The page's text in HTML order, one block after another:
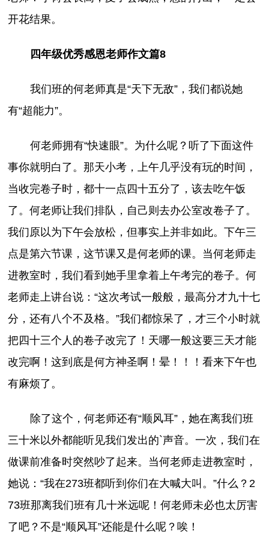
开花结果。
四年级优秀感恩老师作文篇8
我们班的何老师真是“天下无敌”，我们都说她
有“超能力”。
何老师拥有“快速眼”。为什么呢？听了下面这件
事你就明白了。那天小考，上午几乎没有玩的时间，
当收完卷子时，都十一点四十五分了，该去吃午饭
了。何老师让我们排队，自己则去办公室改卷子了。
我们原以为下午会放松，但事实上并非如此。下午三
点是第六节课，这节课又是何老师的课。当何老师走
进教室时，我们看到她手里拿着上午考完的卷子。何
老师走上讲台说：“这次考试一般般，最高分才九十七
分，还有八个不及格。”我们都惊呆了，才三个小时就
把四十三个人的卷子改完了！天哪一般这要三天才能
改完啊！这到底是何方神圣啊！晕！！！看来下午也
有麻烦了。
除了这个，何老师还有“顺风耳”，她在离我们班
三十米以外都能听见我们发出的`声音。一次，我们在
做课前准备时突然吵了起来。当何老师走进教室时，
她说：“我在273班都听到你们在大喊大叫。”什么？2
73班那离我们班有几十米远呢！何老师未必也太厉害
了吧？不是“顺风耳”还能是什么呢？唉！